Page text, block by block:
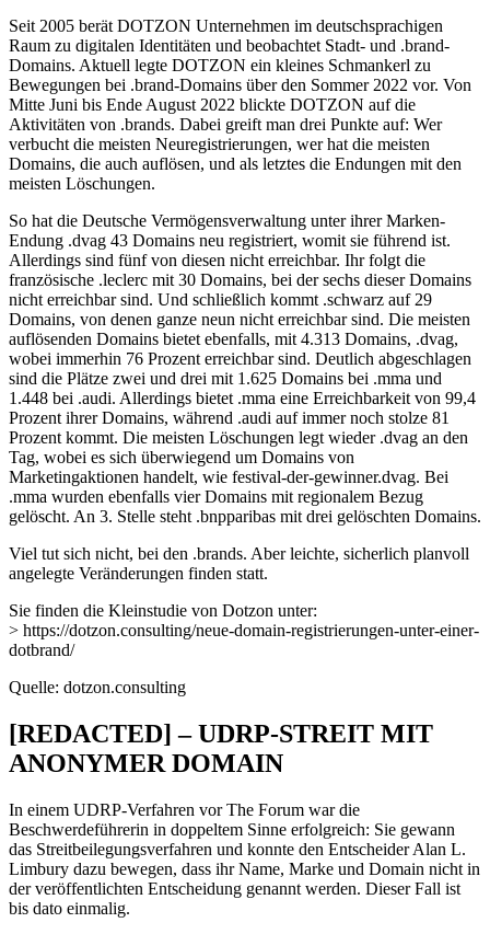
Seit 2005 berät DOTZON Unternehmen im deutschsprachigen
Raum zu digitalen Identitäten und beobachtet Stadt- und .brand-
Domains. Aktuell legte DOTZON ein kleines Schmankerl zu
Bewegungen bei .brand-Domains über den Sommer 2022 vor. Von
Mitte Juni bis Ende August 2022 blickte DOTZON auf die
Aktivitäten von .brands. Dabei greift man drei Punkte auf: Wer
verbucht die meisten Neuregistrierungen, wer hat die meisten
Domains, die auch auflösen, und als letztes die Endungen mit den
meisten Löschungen.
So hat die Deutsche Vermögensverwaltung unter ihrer Marken-
Endung .dvag 43 Domains neu registriert, womit sie führend ist.
Allerdings sind fünf von diesen nicht erreichbar. Ihr folgt die
französische .leclerc mit 30 Domains, bei der sechs dieser Domains
nicht erreichbar sind. Und schließlich kommt .schwarz auf 29
Domains, von denen ganze neun nicht erreichbar sind. Die meisten
auflösenden Domains bietet ebenfalls, mit 4.313 Domains, .dvag,
wobei immerhin 76 Prozent erreichbar sind. Deutlich abgeschlagen
sind die Plätze zwei und drei mit 1.625 Domains bei .mma und
1.448 bei .audi. Allerdings bietet .mma eine Erreichbarkeit von 99,4
Prozent ihrer Domains, während .audi auf immer noch stolze 81
Prozent kommt. Die meisten Löschungen legt wieder .dvag an den
Tag, wobei es sich überwiegend um Domains von
Marketingaktionen handelt, wie festival-der-gewinner.dvag. Bei
.mma wurden ebenfalls vier Domains mit regionalem Bezug
gelöscht. An 3. Stelle steht .bnpparibas mit drei gelöschten Domains.
Viel tut sich nicht, bei den .brands. Aber leichte, sicherlich planvoll
angelegte Veränderungen finden statt.
Sie finden die Kleinstudie von Dotzon unter:
> https://dotzon.consulting/neue-domain-registrierungen-unter-einer-
dotbrand/
Quelle: dotzon.consulting
[REDACTED] – UDRP-STREIT MIT
ANONYMER DOMAIN
In einem UDRP-Verfahren vor The Forum war die
Beschwerdeführerin in doppeltem Sinne erfolgreich: Sie gewann
das Streitbeilegungsverfahren und konnte den Entscheider Alan L.
Limbury dazu bewegen, dass ihr Name, Marke und Domain nicht in
der veröffentlichten Entscheidung genannt werden. Dieser Fall ist
bis dato einmalig.